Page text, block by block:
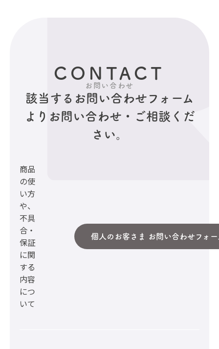
CONTACT
お問い合わせ
該当するお問い合わせフォーム
より お問い合わせ・ご相談くだ
さい。
商品
の使
い方
や、
不具
合・
保証
に関
する
内容
につ
いて
個人のお客さま お問い合わせフォー